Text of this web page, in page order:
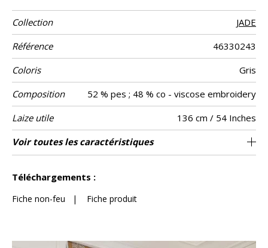
Collection
JADE
Référence
46330243
Coloris
Gris
Composition
52 % pes ; 48 % co - viscose embroidery
Laize utile
136 cm / 54 Inches
Rétrécissement
<3%
Raccord Raccord droit
Sens De large
Poids g/m² 290
Usage
Entretien
Pays d'origine Inde
Rapport
Horizontal
68 cm / 27 Inches
Rapport
Vertical
32 cm / 13 Inches
Voir toutes les caractéristiques
Téléchargements :
Fiche non-feu | Fiche produit